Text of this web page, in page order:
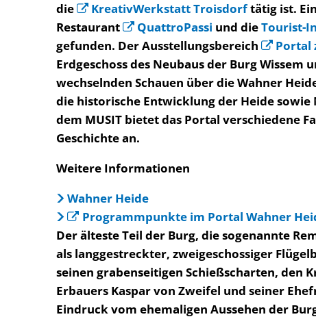
die
KreativWerkstatt Troisdorftätig ist.
Restaurant
QuattroPassi und dieTourist-
gefunden. Der Ausstellungsbereich
Portal
Erdgeschoss des Neubaus der Burg
wechselnden Schauen über die Wahner
die historische Entwicklung der Heide
dem MUSIT bietet das Portal verschiedene
Geschichte an.
Weitere Informationen
Wahner Heide
Programmpunkte im Portal Wahner
Der älteste Teil der Burg, die sogenannte
als langgestreckter, zweigeschossiger
seinen grabenseitigen Schießscharten, den
Erbauers Kaspar von Zweifel und seiner
Eindruck vom ehemaligen Aussehen der